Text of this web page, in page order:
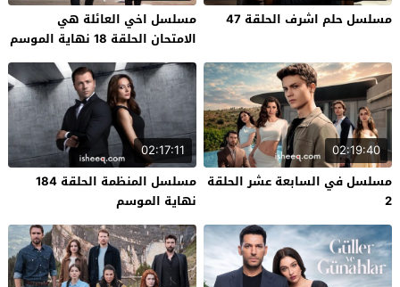
مسلسل حلم اشرف الحلقة 47
مسلسل اخي العائلة هي
الامتحان الحلقة 18 نهاية الموسم
02:19:40
مسلسل في السابعة عشر الحلقة
2
02:17:11
مسلسل المنظمة الحلقة 184
نهاية الموسم